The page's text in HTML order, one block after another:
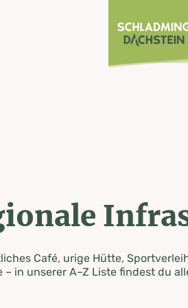
Café, urige Hütte,
– in unserer A–Z Liste findest du